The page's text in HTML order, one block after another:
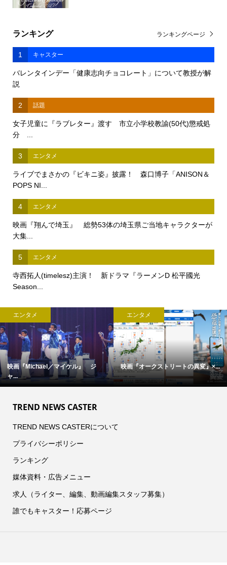
ランキング
1 キャスター
バレンタインデー「健康志向チョコレート」について教授が解
説
2 話題
女子児童に『ラブレター』渡す 市立小学校教諭(50代)懲戒処
分 ...
3 エンタメ
ライブでまさかの『ビキニ姿』披露！ 森口博子「ANISON＆
POPS NI...
4 エンタメ
映画『翔んで埼玉』 総勢53体の埼玉県ご当地キャラクターが
大集...
5 エンタメ
寺西拓人(timelesz)主演！ 新ドラマ『ラーメンD 松平國光
Season...
ランキングページ
エンタメ
映画『Michael／マイケル』 ジ
ャ...
エンタメ
映画『オークストリートの異変』×...
TREND NEWS CASTER
TREND NEWS CASTERについて
プライバシーポリシー
ランキング
媒体資料・広告メニュー
求人（ライター、編集、動画編集スタッフ募集）
誰でもキャスター！応募ページ